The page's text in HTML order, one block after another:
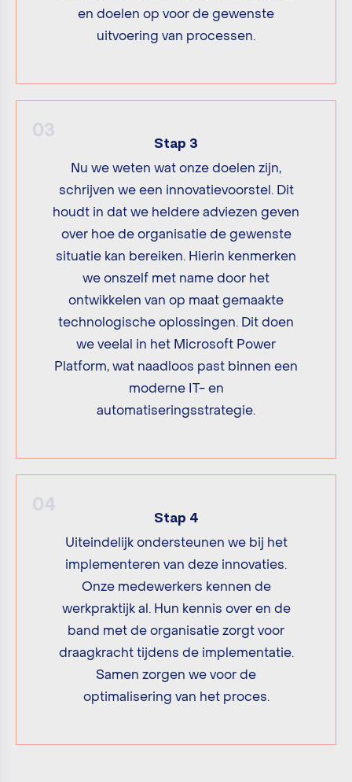
en doelen op voor de gewenste
uitvoering van processen.
03
Stap 3
Nu we weten wat onze doelen zijn,
schrijven we een innovatievoorstel. Dit
houdt in dat we heldere adviezen geven
over hoe de organisatie de gewenste
situatie kan bereiken. Hierin kenmerken
we onszelf met name door het
ontwikkelen van op maat gemaakte
technologische oplossingen. Dit doen
we veelal in het Microsoft Power
Platform, wat naadloos past binnen een
moderne IT- en
automatiseringsstrategie.
04
Stap 4
Uiteindelijk ondersteunen we bij het
implementeren van deze innovaties.
Onze medewerkers kennen de
werkpraktijk al. Hun kennis over en de
band met de organisatie zorgt voor
draagkracht tijdens de implementatie.
Samen zorgen we voor de
optimalisering van het proces.